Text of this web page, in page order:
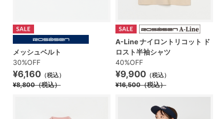
メッシュベルト
30%OFF
¥6,160 （税込）
¥8,800（税込）
A-Line ナイロントリコット ド
ロスト半袖シャツ
40%OFF
¥9,900 （税込）
¥16,500（税込）